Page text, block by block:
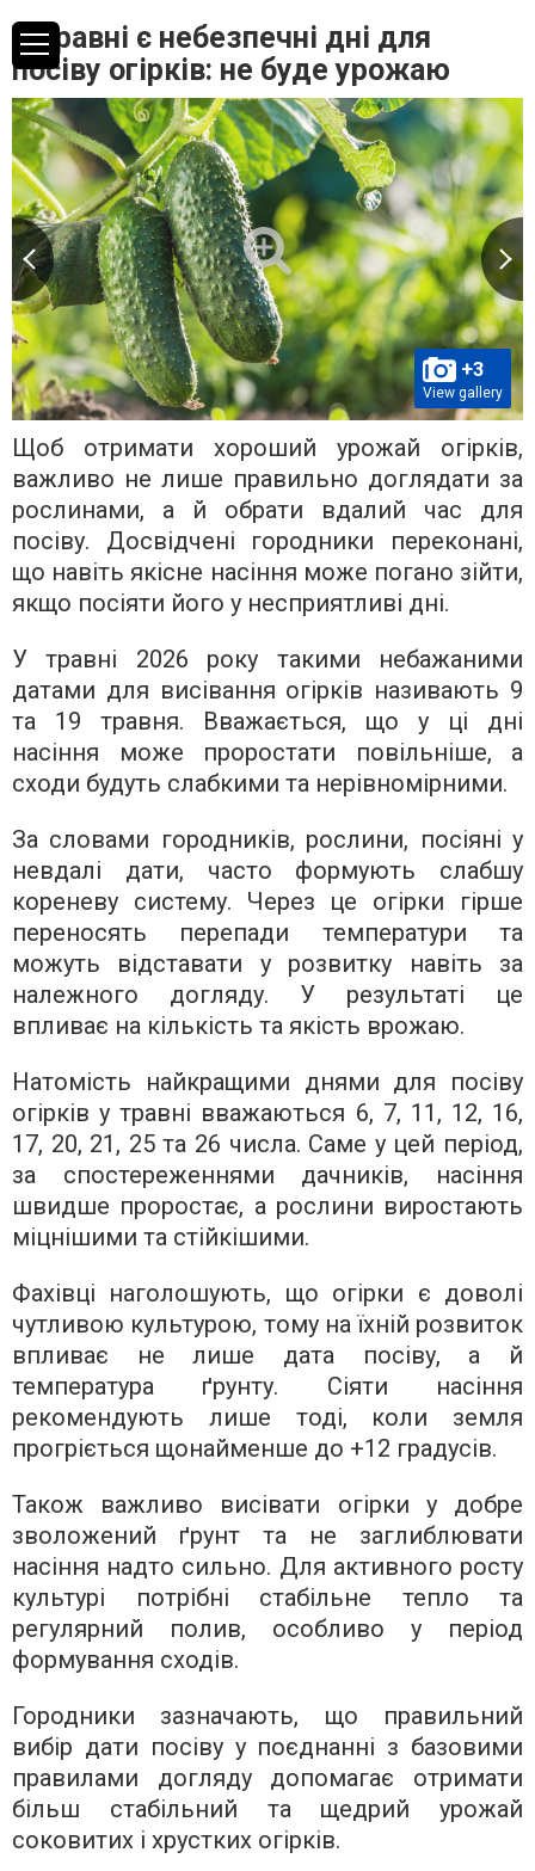
У травні є небезпечні дні для
посіву огірків: не буде урожаю
+3
View gallery
Щоб отримати хороший урожай огірків,
важливо не лише правильно доглядати за
рослинами, а й обрати вдалий час для
посіву. Досвідчені городники переконані,
що навіть якісне насіння може погано зійти,
якщо посіяти його у несприятливі дні.
У травні 2026 року такими небажаними
датами для висівання огірків називають 9
та 19 травня. Вважається, що у ці дні
насіння може проростати повільніше, а
сходи будуть слабкими та нерівномірними.
За словами городників, рослини, посіяні у
невдалі дати, часто формують слабшу
кореневу систему. Через це огірки гірше
переносять перепади температури та
можуть відставати у розвитку навіть за
належного догляду. У результаті це
впливає на кількість та якість врожаю.
Натомість найкращими днями для посіву
огірків у травні вважаються 6, 7, 11, 12, 16,
17, 20, 21, 25 та 26 числа. Саме у цей період,
за спостереженнями дачників, насіння
швидше проростає, а рослини виростають
міцнішими та стійкішими.
Фахівці наголошують, що огірки є доволі
чутливою культурою, тому на їхній розвиток
впливає не лише дата посіву, а й
температура ґрунту. Сіяти насіння
рекомендують лише тоді, коли земля
прогріється щонайменше до +12 градусів.
Також важливо висівати огірки у добре
зволожений ґрунт та не заглиблювати
насіння надто сильно. Для активного росту
культурі потрібні стабільне тепло та
регулярний полив, особливо у період
формування сходів.
Городники зазначають, що правильний
вибір дати посіву у поєднанні з базовими
правилами догляду допомагає отримати
більш стабільний та щедрий урожай
соковитих і хрустких огірків.